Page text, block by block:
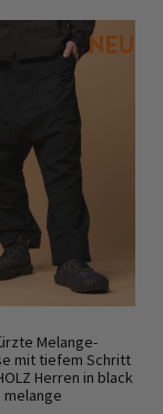
Melange-
mit tiefem Schritt
Herren in black
melange